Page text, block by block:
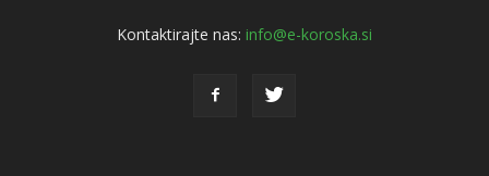
Kontaktirajte nas: info@e-koroska.si